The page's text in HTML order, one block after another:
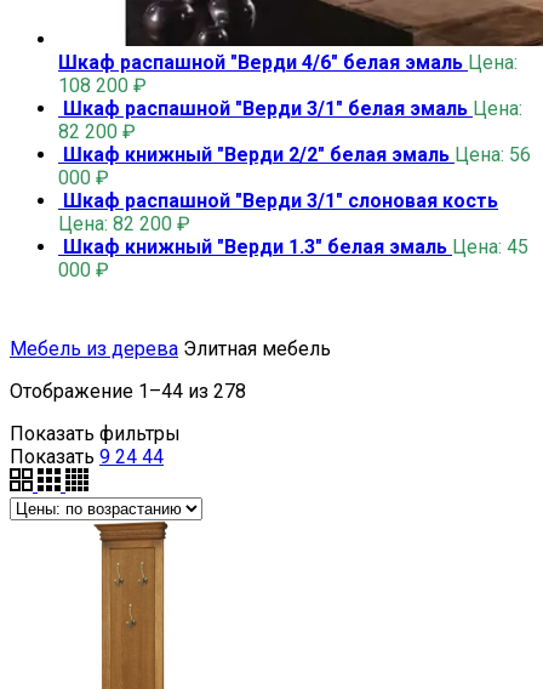
Шкаф распашной "Верди 4/6" белая эмаль Цена:
108 200 ₽
Шкаф распашной "Верди 3/1" белая эмаль Цена:
82 200 ₽
Шкаф книжный "Верди 2/2" белая эмаль Цена: 56
000 ₽
Шкаф распашной "Верди 3/1" слоновая кость
Цена: 82 200 ₽
Шкаф книжный "Верди 1.3" белая эмаль Цена: 45
000 ₽
Мебель из дерева Элитная мебель
Отображение 1–44 из 278
Показать фильтры
Показать 9 24 44